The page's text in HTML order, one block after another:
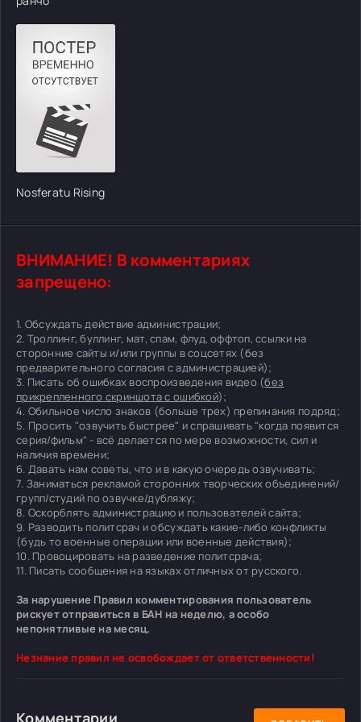
Nosferatu Rising
ВНИМАНИЕ! В комментариях
запрещено:
1. Обсуждать действие администрации;
2. Троллинг, буллинг, мат, спам, флуд, оффтоп, ссылки на
сторонние сайты и/или группы в соцсетях (без
предварительного согласия с администрацией);
3. Писать об ошибках воспроизведения видео (без
прикрепленного скриншота с ошибкой);
4. Обильное число знаков (больше трех) препинания подряд;
5. Просить "озвучить быстрее" и спрашивать "когда появится
серия/фильм" - всё делается по мере возможности, сил и
наличия времени;
6. Давать нам советы, что и в какую очередь озвучивать;
7. Заниматься рекламой сторонних творческих объединений/
групп/студий по озвучке/дубляжу;
8. Оскорблять администрацию и пользователей сайта;
9. Разводить политсрач и обсуждать какие-либо конфликты
(будь то военные операции или военные действия);
10. Провоцировать на разведение политсрача;
11. Писать сообщения на языках отличных от русского.
За нарушение Правил комментирования пользователь
рискует отправиться в БАН на неделю, а особо
непонятливые на месяц.
Незнание правил не освобождает от ответственности!
Комментарии